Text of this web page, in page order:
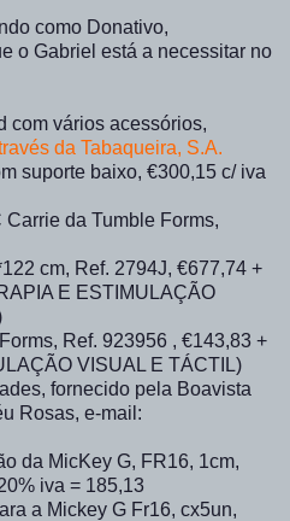
como Donativo,
o Gabriel está a necessitar no
com vários acessórios,
da Tabaqueira, S.A.
suporte baixo, €300,15 c/ iva
da Tumble Forms,
cm, Ref. 2794J, €677,74 +
E ESTIMULAÇÃO
Ref. 923956 , €143,83 +
VISUAL E TÁCTIL)
fornecido pela Boavista
Rosas, e-mail:
da MicKey G, FR16, 1cm,
iva = 185,13
a Mickey G Fr16, cx5un,